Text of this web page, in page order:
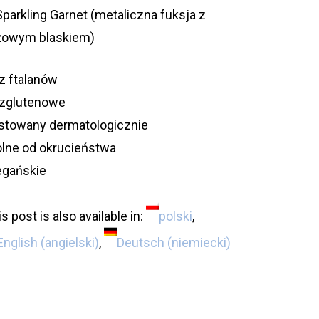
Garnet (metaliczna fuksja z
blaskiem)
ftalanów
dermatologicznie
od okrucieństwa
post is also available in:
polski
(angielski) Deutsch (niemiecki)